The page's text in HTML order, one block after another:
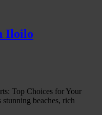
Iloilo
Top Choices for Your
beaches, rich